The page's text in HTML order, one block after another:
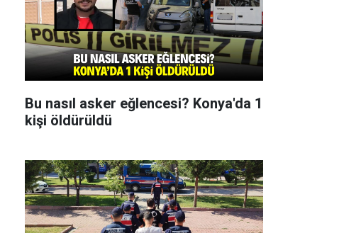
Bu nasıl asker eğlencesi? Konya'da 1
kişi öldürüldü